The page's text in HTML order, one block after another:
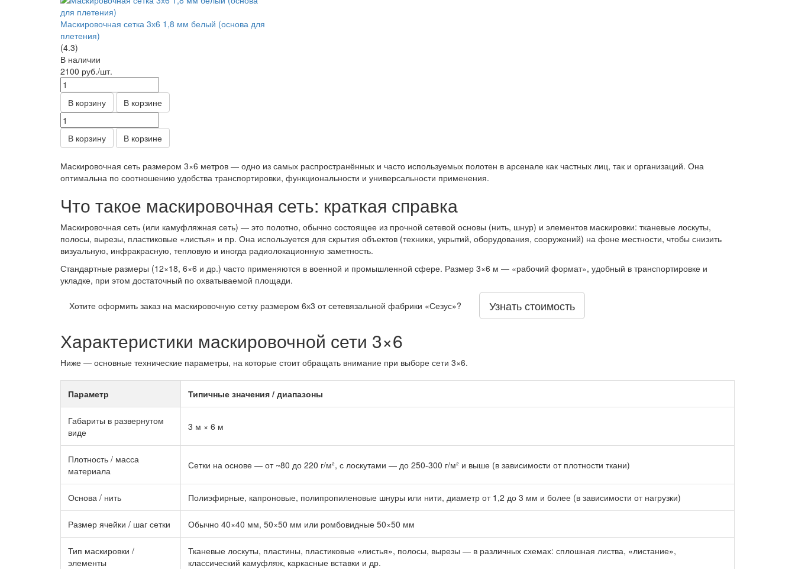
Маскировочная сетка 3х6 1,8 мм белый (основа для
плетения)
(4.3)
В наличии
2100 руб./шт.
В корзину В корзине
В корзину В корзине
Маскировочная сеть размером 3×6 метров — одно из самых распространённых и часто используемых полотен в арсенале как частных лиц, так и организаций. Она
оптимальна по соотношению удобства транспортировки, функциональности и универсальности применения.
Что такое маскировочная сеть: краткая справка
Маскировочная сеть (или камуфляжная сеть) — это полотно, обычно состоящее из прочной сетевой основы (нить, шнур) и элементов маскировки: тканевые лоскуты,
полосы, вырезы, пластиковые «листья» и пр. Она используется для скрытия объектов (техники, укрытий, оборудования, сооружений) на фоне местности, чтобы снизить
визуальную, инфракрасную, тепловую и иногда радиолокационную заметность.
Стандартные размеры (12×18, 6×6 и др.) часто применяются в военной и промышленной сфере. Размер 3×6 м — «рабочий формат», удобный в транспортировке и
укладке, при этом достаточный по охватываемой площади.
Хотите оформить заказ на маскировочную сетку размером 6х3 от сетевязальной фабрики «Сезус»? Узнать стоимость
Характеристики маскировочной сети 3×6
Ниже — основные технические параметры, на которые стоит обращать внимание при выборе сети 3×6.
Параметр Типичные значения / диапазоны
Габариты в развернутом
виде
3 м × 6 м
Плотность / масса
материала
Сетки на основе — от ~80 до 220 г/м², с лоскутами — до 250-300 г/м² и выше (в зависимости от плотности ткани)
Основа / нить Полиэфирные, капроновые, полипропиленовые шнуры или нити, диаметр от 1,2 до 3 мм и более (в зависимости от нагрузки)
Размер ячейки / шаг сетки Обычно 40×40 мм, 50×50 мм или ромбовидные 50×50 мм
Тип маскировки /
элементы
Тканевые лоскуты, пластины, пластиковые «листья», полосы, вырезы — в различных схемах: сплошная листва, «листание»,
классический камуфляж, каркасные вставки и др.